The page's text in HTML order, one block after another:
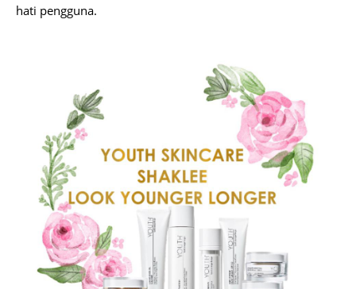
hati pengguna.